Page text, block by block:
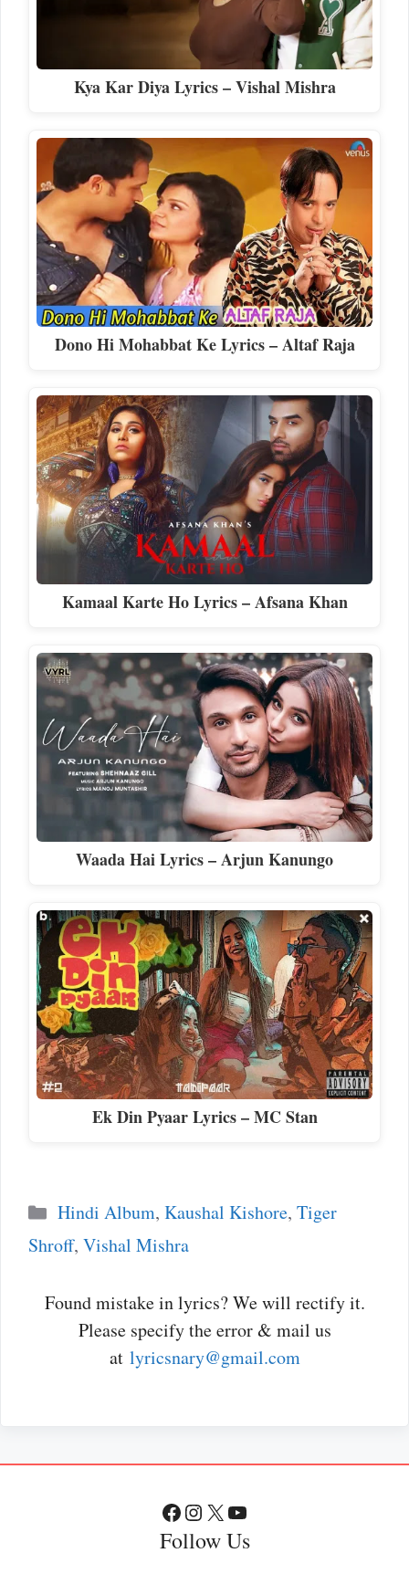
Kya Kar Diya Lyrics – Vishal Mishra
Dono Hi Mohabbat Ke Lyrics – Altaf Raja
Kamaal Karte Ho Lyrics – Afsana Khan
Waada Hai Lyrics – Arjun Kanungo
Ek Din Pyaar Lyrics – MC Stan
Categories
Hindi Album, Kaushal Kishore, Tiger
Shroff, Vishal Mishra
Found mistake in lyrics? We will rectify it.
Please specify the error & mail us
at lyricsnary@gmail.com
Facebook
Instagram
X YouTube
Follow Us